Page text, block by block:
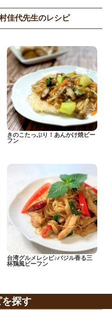
佳代先生のレシピ
きのこたっぷり！あんかけ焼ビー
フン
台湾グルメレシピ♪バジル香る三
杯鶏風ビーフン
を探す